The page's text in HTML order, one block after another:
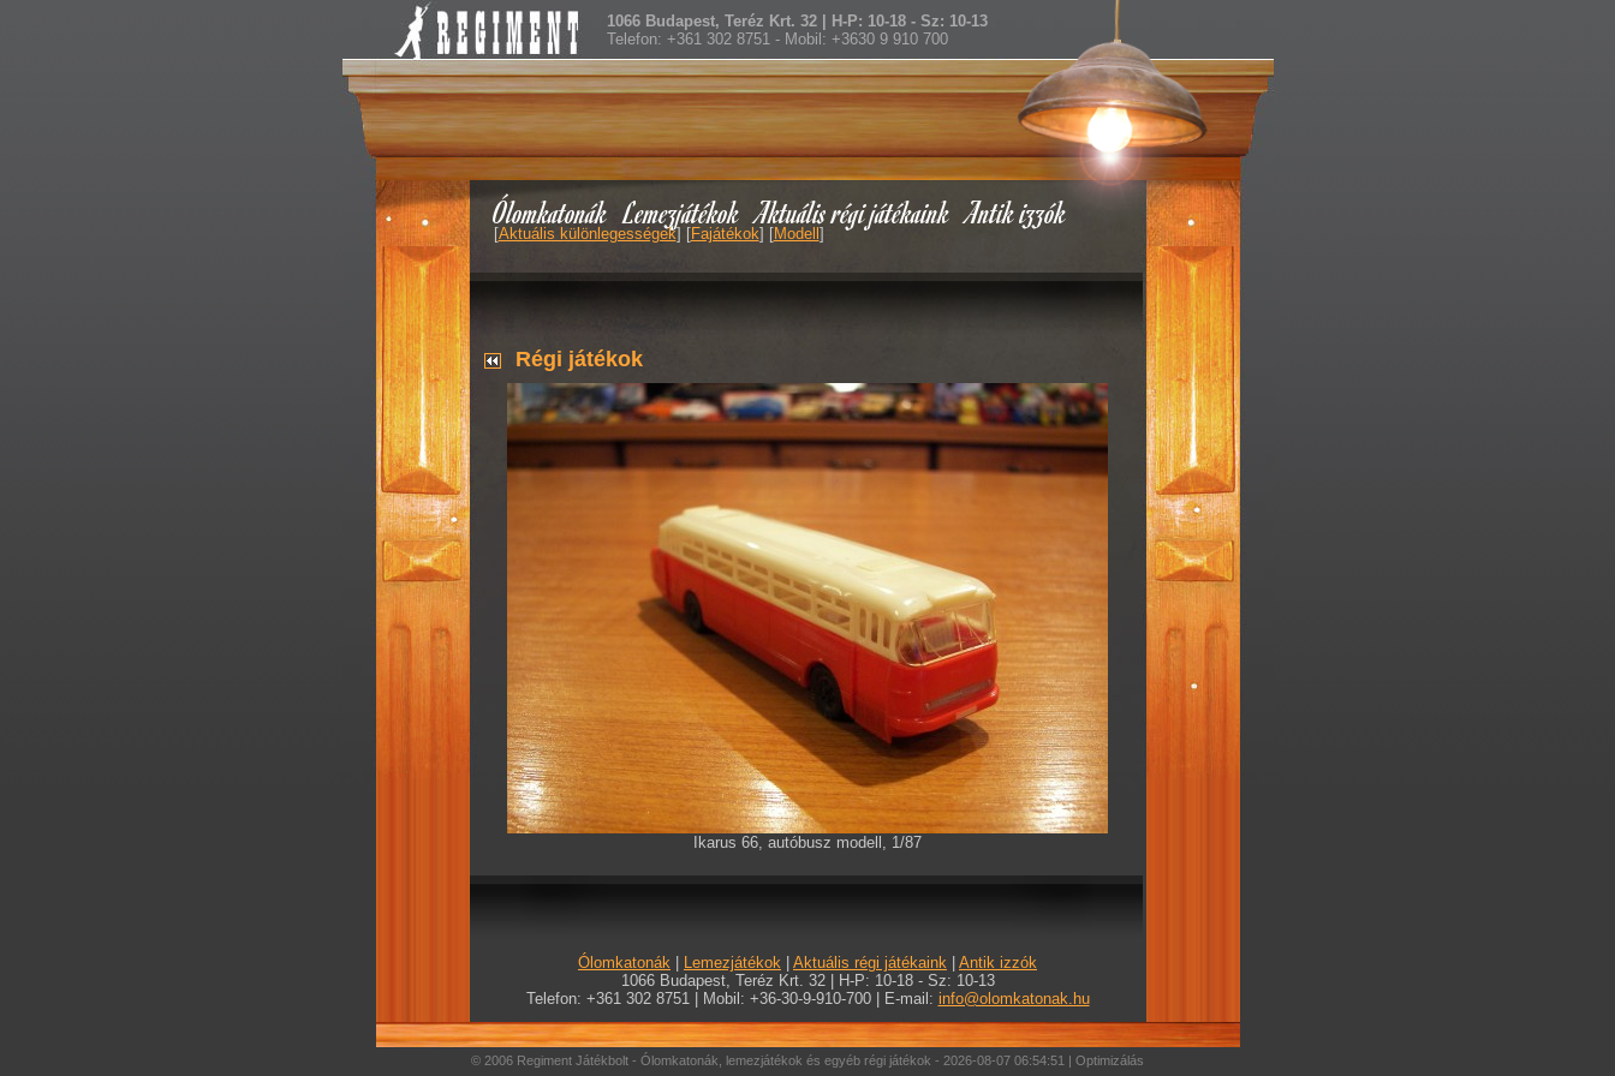
Ólomkatonák Lemezjátékok Aktuális régi játékaink Antik izzók
1066 Budapest, Teréz Krt. 32 | H-P: 10-18 - Sz: 10-13
Telefon: +361 302 8751 - Mobil: +3630 9 910 700
[Aktuális különlegességek] [Fajátékok] [Modell ]
Régi játékok
Ikarus 66, autóbusz modell, 1/87
Ólomkatonák Lemezjátékok Aktuális régi játékaink
Antik izzók
1066 Budapest, Teréz Krt. 32 | H-P: 10-18 - Sz: 10-13
Telefon: +361 302 8751 | Mobil: +36-30-9-910-700 | E-mail: info@olomkatonak.hu
© 2006 Regiment Játékbolt - Ólomkatonák, lemezjátékok és egyéb régi játékok - 2026-08-07 06:54:51 | Optimizálás